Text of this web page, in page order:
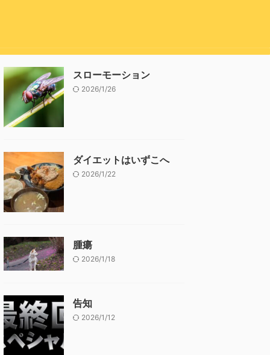
スローモーション
2026/1/26
ダイエットはいずこへ
2026/1/22
腫瘍
2026/1/18
告知
2026/1/12